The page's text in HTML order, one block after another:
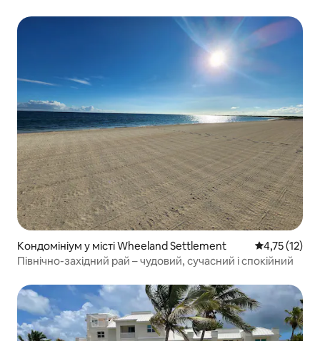
Кондомініум у місті Wheeland Settlement Середня
4,75 (12)
Північно-західний рай – чудовий, сучасний і спокійний